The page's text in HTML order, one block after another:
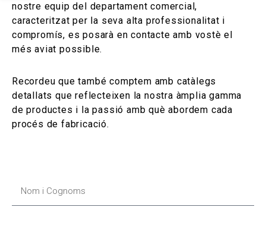
b
r
e
a
nostre equip del departament comercial,
caracteritzat per la seva alta professionalitat i
compromís, es posarà en contacte amb vostè el
més aviat possible.
Recordeu que també comptem amb catàlegs
detallats que reflecteixen la nostra àmplia gamma
de productes i la passió amb què abordem cada
procés de fabricació.